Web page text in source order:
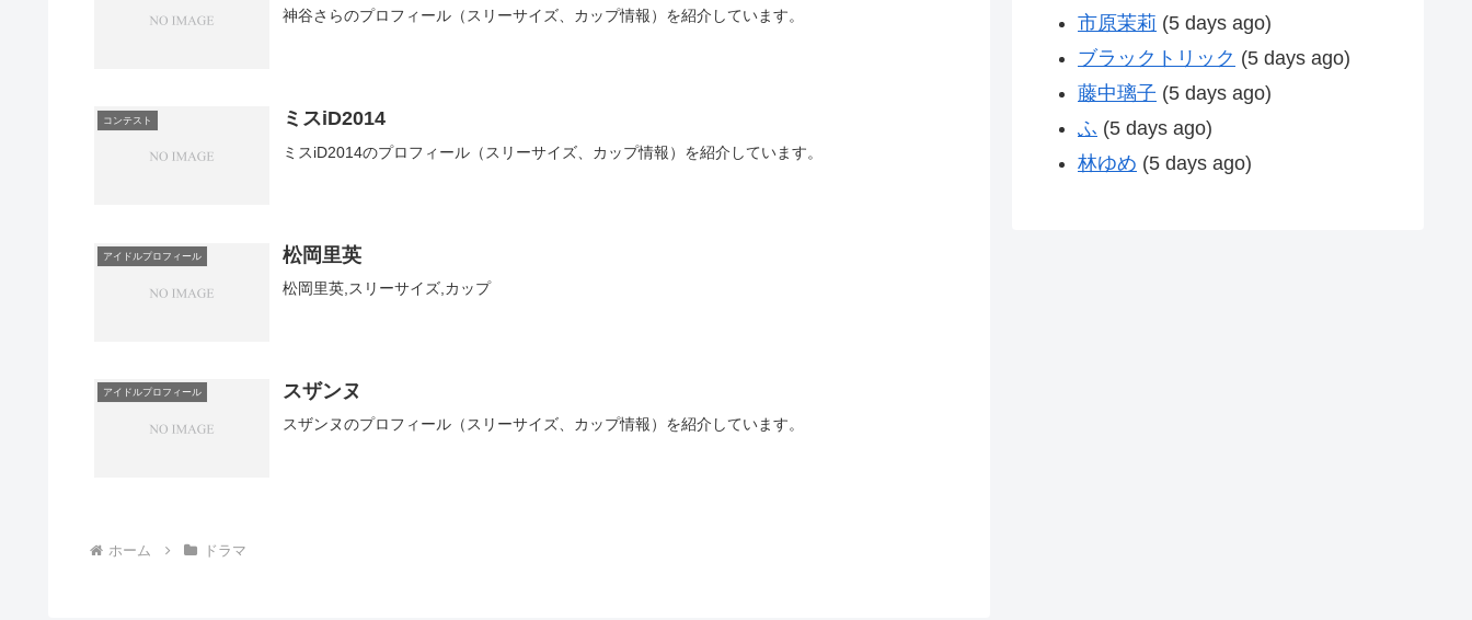
神谷さらのプロフィール（スリーサイズ、カップ情報）を紹介しています。
コンテスト ミスiD2014
ミスiD2014のプロフィール（スリーサイズ、カップ情報）を紹介しています。
アイドルプロフィール 松岡里英
松岡里英,スリーサイズ,カップ
アイドルプロフィール スザンヌ
スザンヌのプロフィール（スリーサイズ、カップ情報）を紹介しています。
ホーム ドラマ
市原茉莉 (5 days ago)
ブラックトリック (5 days ago)
藤中璃子 (5 days ago)
ふ (5 days ago)
林ゆめ (5 days ago)